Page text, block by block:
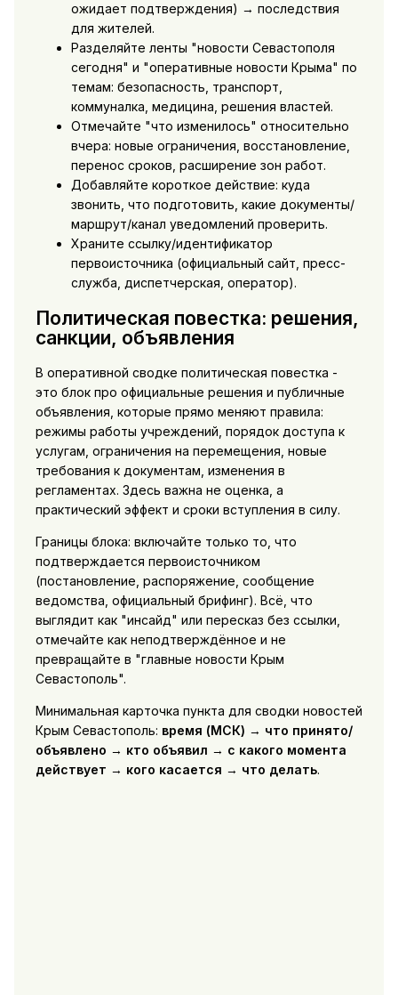
ожидает подтверждения) → последствия
для жителей.
Разделяйте ленты "новости Севастополя
сегодня" и "оперативные новости Крыма" по
темам: безопасность, транспорт,
коммуналка, медицина, решения властей.
Отмечайте "что изменилось" относительно
вчера: новые ограничения, восстановление,
перенос сроков, расширение зон работ.
Добавляйте короткое действие: куда
звонить, что подготовить, какие документы/
маршрут/канал уведомлений проверить.
Храните ссылку/идентификатор
первоисточника (официальный сайт, пресс-
служба, диспетчерская, оператор).
Политическая повестка: решения,
санкции, объявления
В оперативной сводке политическая повестка -
это блок про официальные решения и публичные
объявления, которые прямо меняют правила:
режимы работы учреждений, порядок доступа к
услугам, ограничения на перемещения, новые
требования к документам, изменения в
регламентах. Здесь важна не оценка, а
практический эффект и сроки вступления в силу.
Границы блока: включайте только то, что
подтверждается первоисточником
(постановление, распоряжение, сообщение
ведомства, официальный брифинг). Всё, что
выглядит как "инсайд" или пересказ без ссылки,
отмечайте как неподтверждённое и не
превращайте в "главные новости Крым
Севастополь".
Минимальная карточка пункта для сводки новостей
Крым Севастополь: время (МСК) → что принято/
объявлено → кто объявил → с какого момента
действует → кого касается → что делать.